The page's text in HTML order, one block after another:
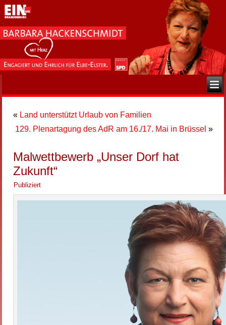
« Land unterstützt Urlaub von Familien
129. Plenartagung des AdR am 16./17. Mai in Brüssel »
Malwettbewerb „Unser Dorf hat
Zukunft“
Publiziert